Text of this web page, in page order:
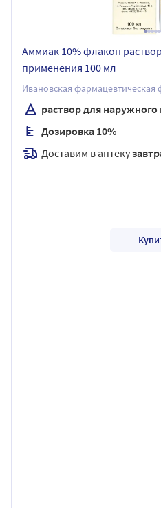
Аммиак 10% флакон
применения 100 мл
Ивановская
раствор для
Дозировка 10%
Доставим в аптеку